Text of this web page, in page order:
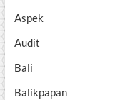
Aspek
Audit
Bali
Balikpapan